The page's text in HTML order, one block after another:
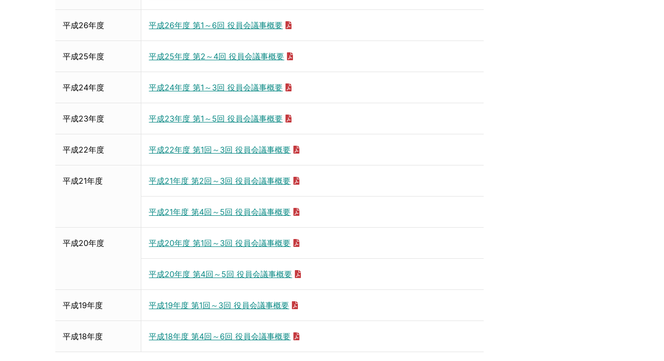
平成26年度 平成26年度 第1～6回 役員会議事概要
平成25年度 平成25年度 第2～4回 役員会議事概要
平成24年度 平成24年度 第1～3回 役員会議事概要
平成23年度 平成23年度 第1～5回 役員会議事概要
平成22年度 平成22年度 第1回～3回 役員会議事概要
平成21年度 平成21年度 第2回～3回 役員会議事概要
平成21年度 第4回～5回 役員会議事概要
平成20年度 平成20年度 第1回～3回 役員会議事概要
平成20年度 第4回～5回 役員会議事概要
平成19年度 平成19年度 第1回～3回 役員会議事概要
平成18年度 平成18年度 第4回～6回 役員会議事概要